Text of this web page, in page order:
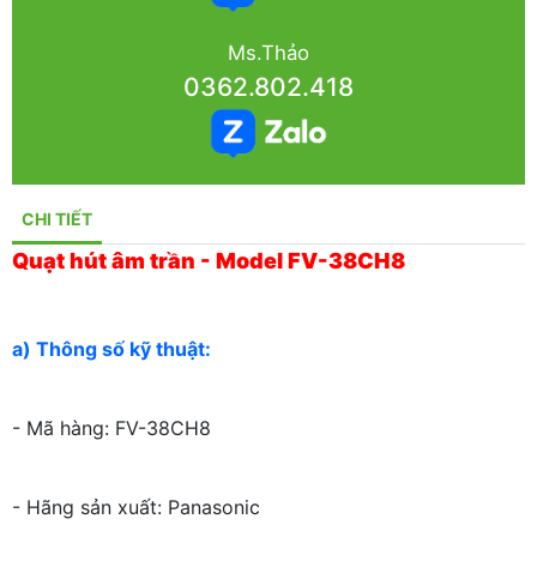
Ms.Thảo
0362.802.418
CHI TIẾT
Quạt hút âm trần - Model FV-38CH8
a) Thông số kỹ thuật:
- Mã hàng: FV-38CH8
- Hãng sản xuất: Panasonic